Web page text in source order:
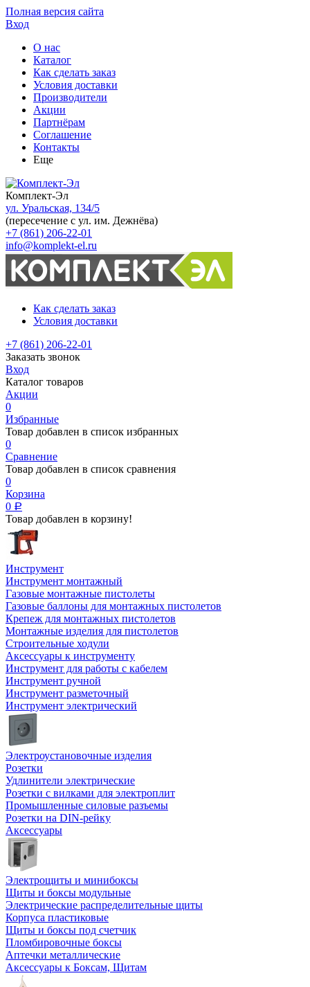
Полная версия сайта
Вход
О нас
Каталог
Как сделать заказ
Условия доставки
Производители
Акции
Партнёрам
Соглашение
Контакты
Еще
Комплект-Эл
ул. Уральская, 134/5
(пересечение с ул. им. Дежнёва)
+7 (861) 206-22-01
info@komplekt-el.ru
Как сделать заказ
Условия доставки
+7 (861) 206-22-01
Заказать звонок
Вход
Каталог товаров
Акции
0
Избранные
Товар добавлен в список избранных
0
Сравнение
Товар добавлен в список сравнения
0
Корзина
0 Р
Товар добавлен в корзину!
Инструмент
Инструмент монтажный
Газовые монтажные пистолеты
Газовые баллоны для монтажных пистолетов
Крепеж для монтажных пистолетов
Монтажные изделия для пистолетов
Строительные ходули
Аксессуары к инструменту
Инструмент для работы с кабелем
Инструмент ручной
Инструмент разметочный
Инструмент электрический
Электроустановочные изделия
Розетки
Удлинители электрические
Розетки с вилками для электроплит
Промышленные силовые разъемы
Розетки на DIN-рейку
Аксессуары
Электрощиты и минибоксы
Щиты и боксы модульные
Электрические распределительные щиты
Корпуса пластиковые
Щиты и боксы под счетчик
Пломбировочные боксы
Аптечки металлические
Аксессуары к Боксам, Щитам